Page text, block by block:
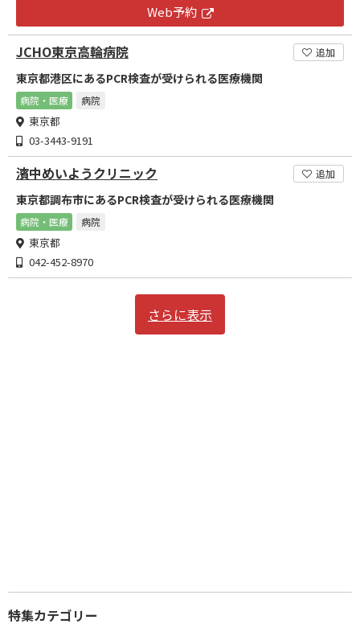
Web予約
JCHO東京高輪病院 追加
東京都港区にあるPCR検査が受けられる医療機関
病院・医療 病院
東京都
03-3443-9191
濱中めいようクリニック 追加
東京都調布市にあるPCR検査が受けられる医療機関
病院・医療 病院
東京都
042-452-8970
さらに表示
特集カテゴリー